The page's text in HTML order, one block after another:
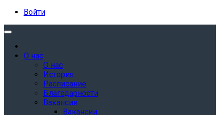
Войти
О нас
О нас
История
Расписание
Благодарности
Вакансии
Вакансии